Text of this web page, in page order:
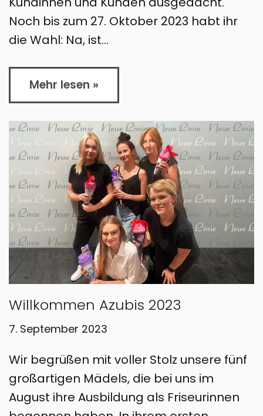
Noch bis zum 27. Oktober 2023 habt ihr
die Wahl: Na, ist…
Mehr lesen »
Willkommen Azubis 2023
7. September 2023
Wir begrüßen mit voller Stolz unsere fünf
großartigen Mädels, die bei uns im
August ihre Ausbildung als Friseurinnen